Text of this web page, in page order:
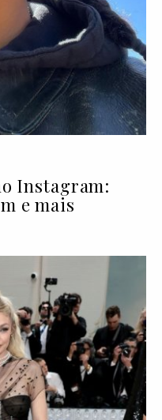
Instagram:
e mais